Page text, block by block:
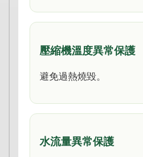
壓縮機溫度異常保護
避免過熱燒毀。
水流量異常保護